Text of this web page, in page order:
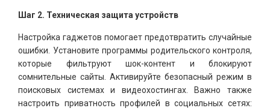
Шаг 2. Техническая защита устройств
Настройка гаджетов помогает предотвратить случайные
ошибки. Установите программы родительского контроля,
которые фильтруют шок-контент и блокируют
сомнительные сайты. Активируйте безопасный режим в
поисковых системах и видеохостингах. Важно также
настроить приватность профилей в социальных сетях: